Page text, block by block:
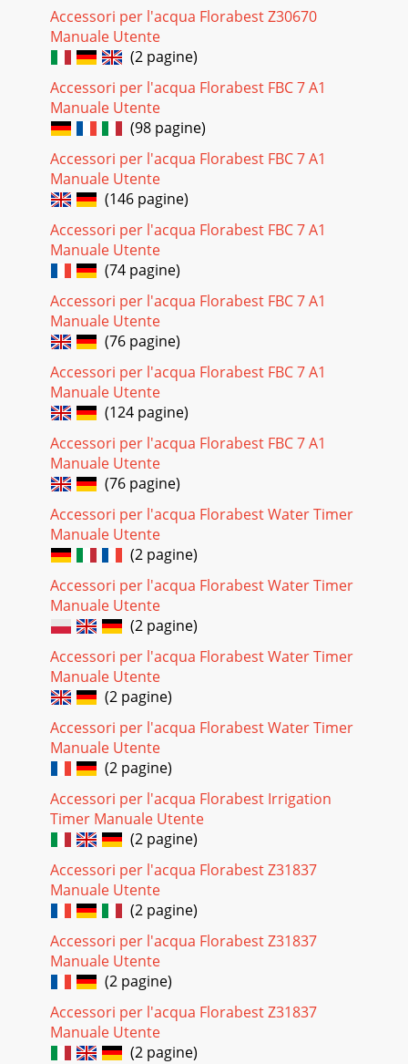
Accessori per l'acqua Florabest Z30670
Manuale Utente
(2 pagine)
Accessori per l'acqua Florabest FBC 7 A1
Manuale Utente
(98 pagine)
Accessori per l'acqua Florabest FBC 7 A1
Manuale Utente
(146 pagine)
Accessori per l'acqua Florabest FBC 7 A1
Manuale Utente
(74 pagine)
Accessori per l'acqua Florabest FBC 7 A1
Manuale Utente
(76 pagine)
Accessori per l'acqua Florabest FBC 7 A1
Manuale Utente
(124 pagine)
Accessori per l'acqua Florabest FBC 7 A1
Manuale Utente
(76 pagine)
Accessori per l'acqua Florabest Water Timer
Manuale Utente
(2 pagine)
Accessori per l'acqua Florabest Water Timer
Manuale Utente
(2 pagine)
Accessori per l'acqua Florabest Water Timer
Manuale Utente
(2 pagine)
Accessori per l'acqua Florabest Water Timer
Manuale Utente
(2 pagine)
Accessori per l'acqua Florabest Irrigation
Timer Manuale Utente
(2 pagine)
Accessori per l'acqua Florabest Z31837
Manuale Utente
(2 pagine)
Accessori per l'acqua Florabest Z31837
Manuale Utente
(2 pagine)
Accessori per l'acqua Florabest Z31837
Manuale Utente
(2 pagine)